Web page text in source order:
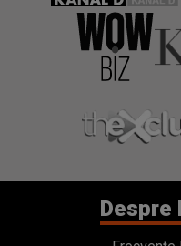
Despre